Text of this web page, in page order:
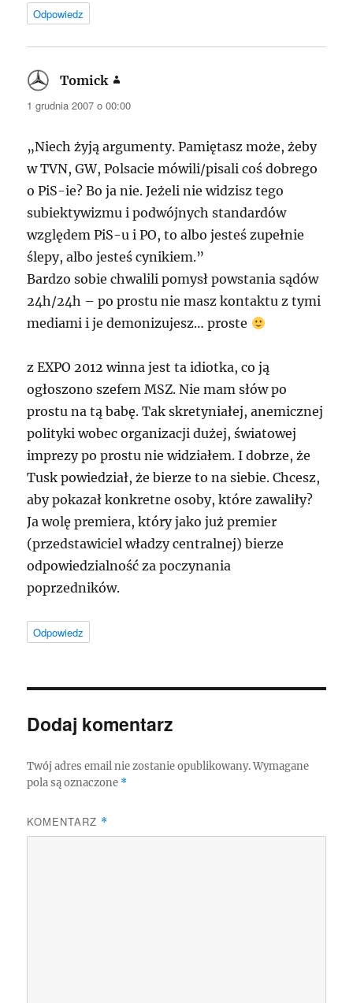
Odpowiedz
Tomick
1 grudnia 2007 o 00:00
„Niech żyją argumenty. Pamiętasz może, żeby
wTVN, GW, Polsacie mówili/pisali coś dobrego
o PiS-ie? Bo ja nie. Jeżeli nie widzisz tego
subiektywizmu i podwójnych standardów
względem PiS-u i PO, to albo jesteś zupełnie
ślepy, albo jesteś cynikiem.”
Bardzo sobie chwalili pomysł powstania sądów
24h/24h – po prostu nie masz kontaktu z tymi
mediami i je demonizujesz… proste
zEXPO 2012 winna jest ta idiotka, co ją
ogłoszono szefemMSZ. Nie mam słów po
prostu na tą babę. Tak skretyniałej, anemicznej
polityki wobec organizacji dużej, światowej
imprezy po prostu nie widziałem. I dobrze, że
Tusk powiedział, że bierze to na siebie. Chcesz,
aby pokazał konkretne osoby, które zawaliły?
Ja wolę premiera, który jako już premier
(przedstawiciel władzy centralnej) bierze
odpowiedzialność za poczynania
poprzedników.
Odpowiedz
Dodaj komentarz
Twój adres email nie zostanie opublikowany. Wymagane
pola są oznaczone *
KOMENTARZ *